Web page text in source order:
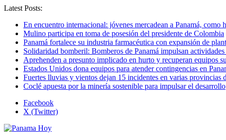
Latest Posts:
En encuentro internacional: jóvenes mercadean a Panamá, como
Mulino participa en toma de posesión del presidente de Colombia
Panamá fortalece su industria farmacéutica con expansión de
Solidaridad bomberil: Bomberos de Panamá impulsan
Aprehenden a presunto implicado en hurto y recuperan equipos
Estados Unidos dona equipos para atender contingencias en
Fuertes lluvias y vientos dejan 15 incidentes en varias provincias
Coclé apuesta por la minería sostenible para impulsar el desarrollo
Facebook
X (Twitter)